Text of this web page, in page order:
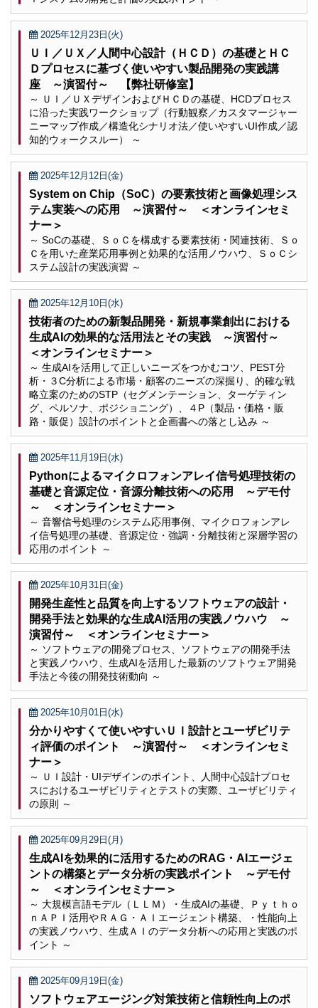
2025年12月23日(火)
ＵＩ／ＵＸ／人間中心設計（ＨＣＤ）の基礎とＨＣ
Ｄプロセスに基づく使いやすい製品開発の実践講
座 ～演習付～ 【弊社研修室】
～ ＵＩ／ＵＸデザインおよびＨＣＤの基礎、HCDプロセス
に沿った実践ワークショップ（行動観察／カスタマージャー
ニーマップ作成／構造化シナリオ法／使いやすいUI作成／認
知的ウォークスルー） ～
2025年12月12日(金)
System on Chip（SoC）の要素技術と画像処理シス
テム実装への応用 ～演習付～ ＜オンラインセミ
ナー＞
～ SoCの基礎、ＳｏＣを構成する要素技術・関連技術、Ｓｏ
Ｃを用いた産業応用事例と効果的な活用ノウハウ、ＳｏＣシ
ステム設計の実践演習 ～
2025年12月10日(水)
技術者のための新製品開発・新規事業創出における
生成AIの効果的な活用法とその実践 ～演習付～
＜オンラインセミナー＞
～ 生成AIを活用して正しいニーズをつかむコツ、PEST分
析・３C分析による市場・顧客のニーズの深掘り、的確な戦
略立案のためのSTP（セグメンテーション、ターゲティン
グ、ペルソナ、ポジショニング）、４P（製品・価格・販
路・販促）設計のポイントと企画書への落とし込み ～
2025年11月19日(水)
Pythonによるマイクロフォンアレイ信号処理技術の
基礎と音源定位・音源分離技術への応用 ～デモ付
～ ＜オンラインセミナー＞
～ 音響信号処理のシステム応用事例、マイクロフォンアレ
イ信号処理の基礎、音源定位・強調・分離技術と深層学習の
応用のポイント ～
2025年10月31日(金)
開発生産性と品質を向上するソフトウェアの設計・
開発手法と効果的な生成AI活用の実践ノウハウ ～
演習付～ ＜オンラインセミナー＞
～ ソフトウェアの開発プロセス、ソフトウェアの開発手法
と実践ノウハウ、生成AIを活用した最新のソフトウェア開発
手法と今後の開発技術動向 ～
2025年10月01日(水)
分かりやすくて使いやすいＵＩ設計とユーザビリテ
ィ評価のポイント ～演習付～ ＜オンラインセミ
ナー＞
～ ＵＩ設計・UIデザインのポイント、人間中心設計プロセ
スにおけるユーザビリティとテストの実際、ユーザビリティ
の原則 ～
2025年09月29日(月)
生成AIを効果的に活用するためのRAG・AIエージェ
ントの構築とデータ分析の実践ポイント ～デモ付
～ ＜オンラインセミナー＞
～ 大規模言語モデル（ＬＬＭ）・生成AIの基礎、Ｐｙｔｈｏ
ｎＡＰＩ活用やＲＡＧ・ＡＩエージェント構築、・性能向上
の実践ノウハウ、生成ＡＩのデータ分析への応用と実践のポ
イント ～
2025年09月19日(金)
ソフトウェアエージング対策技術と信頼性向上のポ